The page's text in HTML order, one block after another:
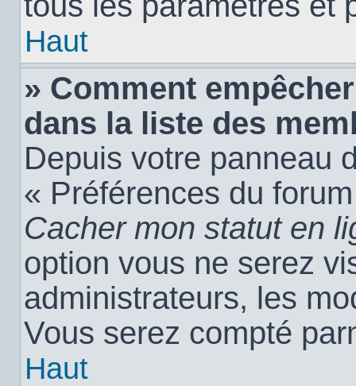
Haut
» Comment
dans la liste des
Depuis votre panneau
« Préférences du
Cacher mon statut en
option vous ne serez
administrateurs, les
Vous serez compté
Haut